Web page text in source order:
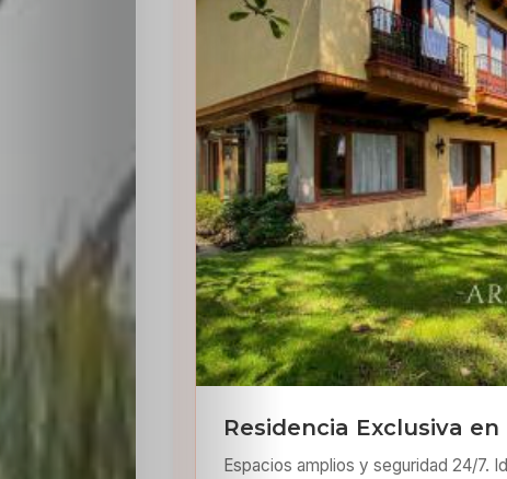
Residencia Exclusiva
Espacios amplios y seguridad 24/7.